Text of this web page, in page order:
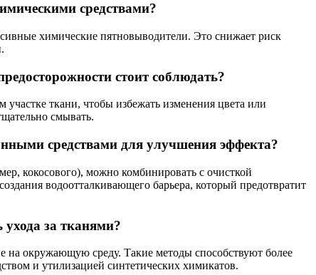
средствами?
химические пятновыводители. Это снижает риск
стоит соблюдать?
ткани, чтобы избежать изменения цвета или
смывать.
средствами для улучшения эффекта?
кокосового), можно комбинировать с очисткой
водоотталкивающего барьера, который предотвратит
ухода за тканями?
на окружающую среду. Такие методы способствуют более
и утилизацией синтетических химикатов.